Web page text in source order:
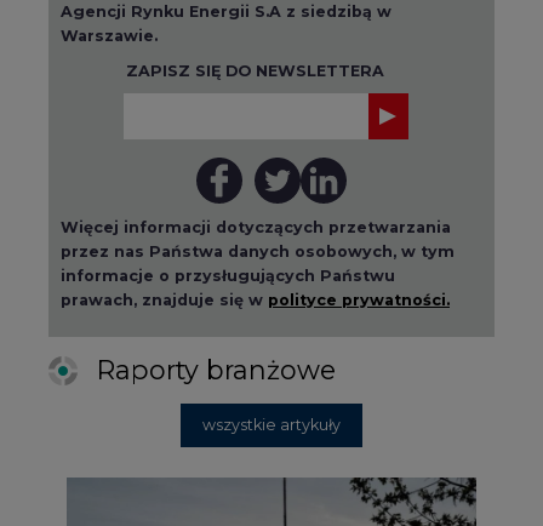
Agencji Rynku Energii S.A z siedzibą w
Warszawie.
ZAPISZ SIĘ DO NEWSLETTERA
Więcej informacji dotyczących przetwarzania
przez nas Państwa danych osobowych, w tym
informacje o przysługujących Państwu
prawach, znajduje się w polityce prywatności.
Raporty branżowe
wszystkie artykuły